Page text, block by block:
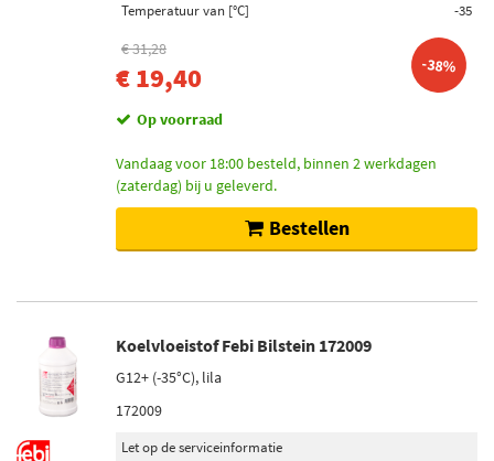
Temperatuur van [°C]
-35
€ 31,28
€ 19,40 -38%
Op voorraad
Vandaag voor 18:00 besteld, binnen 2 werkdagen
(zaterdag) bij u geleverd.
Bestellen
Koelvloeistof Febi Bilstein 172009
G12+ (-35°C), lila
172009
Let op de serviceinformatie